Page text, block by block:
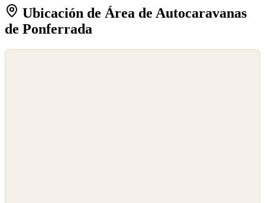
Ubicación de Área de Autocaravanas
de Ponferrada